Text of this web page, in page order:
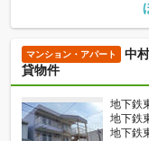
マンション・アパート
中
貸物件
地下鉄
地下鉄
地下鉄